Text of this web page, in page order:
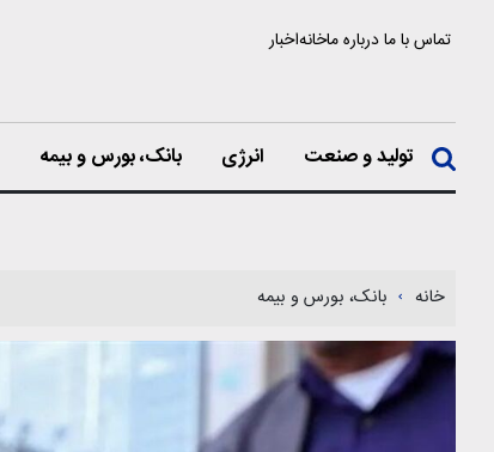
تماس با مادرباره ماخانهاخبار
تولید و صنعت انرژی بانک، بورس و بیمه
خانه بانک، بورس و بیمه